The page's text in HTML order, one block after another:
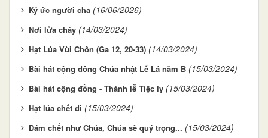
Ký ức người cha (16/06/2026)
Nơi lửa cháy (14/03/2024)
Hạt Lúa Vùi Chôn (Ga 12, 20-33) (14/03/2024)
Bài hát cộng đồng Chúa nhật Lễ Lá năm B (15/03/2024)
Bài hát cộng đồng - Thánh lễ Tiệc ly (15/03/2024)
Hạt lúa chết đi (15/03/2024)
Dám chết như Chúa, Chúa sẽ quý trọng... (15/03/2024)